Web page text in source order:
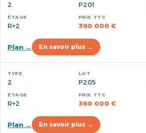
2 P201
R+2 390 000 €
Plan → En savoir plus →
2 P205
R+2 360 000 €
Plan → En savoir plus →